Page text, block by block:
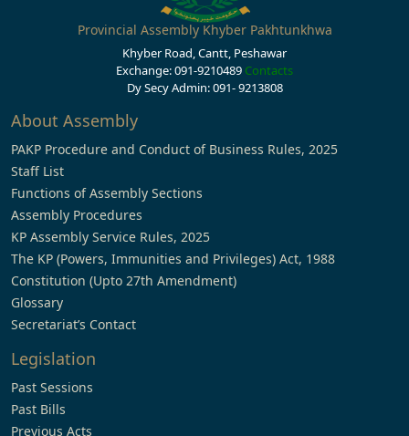
Provincial Assembly Khyber Pakhtunkhwa
Khyber Road, Cantt, Peshawar
Exchange: 091-9210489 Contacts
Dy Secy Admin: 091- 9213808
About Assembly
PAKP Procedure and Conduct of Business Rules, 2025
Staff List
Functions of Assembly Sections
Assembly Procedures
KP Assembly Service Rules, 2025
The KP (Powers, Immunities and Privileges) Act, 1988
Constitution (Upto 27th Amendment)
Glossary
Secretariat’s Contact
Legislation
Past Sessions
Past Bills
Previous Acts